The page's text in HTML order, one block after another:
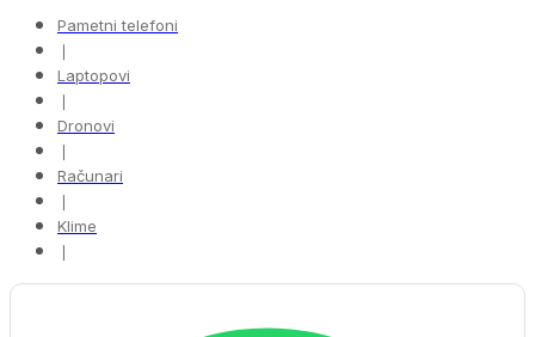
Pametni telefoni
❘
Laptopovi
❘
Dronovi
❘
Računari
❘
Klime
❘